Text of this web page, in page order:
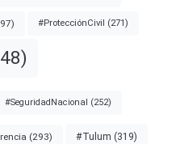
#ProtecciónCivil (271)
#SeguridadNacional (252)
(293) #Tulum (319)